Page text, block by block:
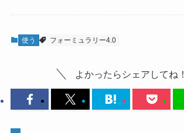
使う フォーミュラリー4.0
よかったらシェアしてね！